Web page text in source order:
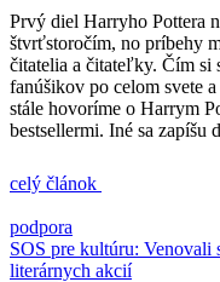
Prvý diel Harryho Pottera
štvrťstoročím, no príbehy
čitatelia a čitateľky. Čím si
fanúšikov po celom svete
stále hovoríme o Harrym
bestsellermi. Iné sa
celý článok
podpora
SOS pre kultúru: Venovali
literárnych akcií